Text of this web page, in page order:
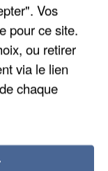
Vos
pour ce site.
ou retirer
via le lien
chaque